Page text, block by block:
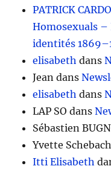
PATRICK
Homosexuals –
identités
elisabeth dans
Jean dans
elisabeth dans
LAP SO dans
Sébastien
Yvette
Itti Elisabeth